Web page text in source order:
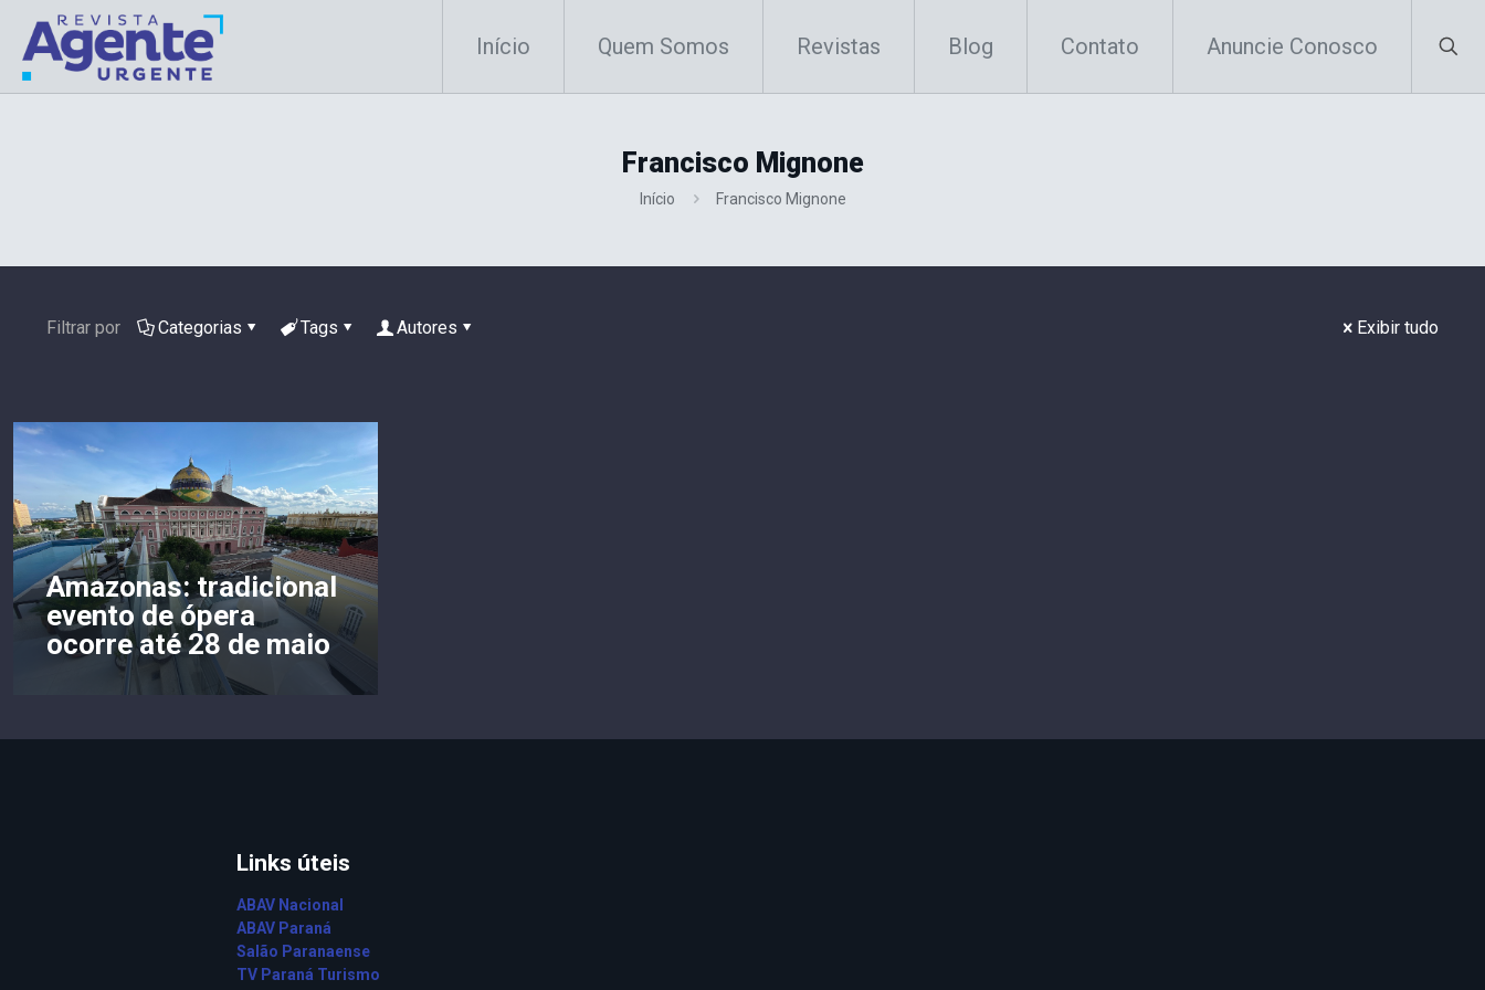
Início Quem Somos Revistas Blog Contato Anuncie Conosco
Francisco Mignone
Início Francisco Mignone
Filtrar por Categorias Tags Autores Exibir tudo
Amazonas: tradicional
evento de ópera
ocorre até 28 de maio
Links úteis
ABAV Nacional
ABAV Paraná
Salão Paranaense
TV Paraná Turismo